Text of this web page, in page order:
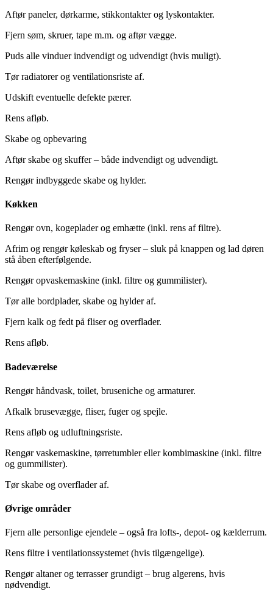
Aftør paneler, dørkarme, stikkontakter og lyskontakter.
Fjern søm, skruer, tape m.m. og aftør vægge.
Puds alle vinduer indvendigt og udvendigt (hvis muligt).
Tør radiatorer og ventilationsriste af.
Udskift eventuelle defekte pærer.
Rens afløb.
Skabe og opbevaring
Aftør skabe og skuffer – både indvendigt og udvendigt.
Rengør indbyggede skabe og hylder.
Køkken
Rengør ovn, kogeplader og emhætte (inkl. rens af filtre).
Afrim og rengør køleskab og fryser – sluk på knappen og lad døren
stå åben efterfølgende.
Rengør opvaskemaskine (inkl. filtre og gummilister).
Tør alle bordplader, skabe og hylder af.
Fjern kalk og fedt på fliser og overflader.
Rens afløb.
Badeværelse
Rengør håndvask, toilet, bruseniche og armaturer.
Afkalk brusevægge, fliser, fuger og spejle.
Rens afløb og udluftningsriste.
Rengør vaskemaskine, tørretumbler eller kombimaskine (inkl. filtre
og gummilister).
Tør skabe og overflader af.
Øvrige områder
Fjern alle personlige ejendele – også fra lofts-, depot- og kælderrum.
Rens filtre i ventilationssystemet (hvis tilgængelige).
Rengør altaner og terrasser grundigt – brug algerens, hvis
nødvendigt.